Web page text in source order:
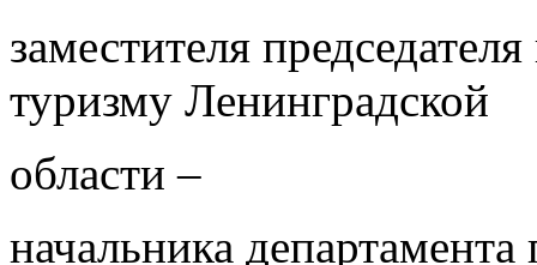
заместителя
туризму Ленинградской
области –
начальника